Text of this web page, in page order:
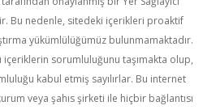
Bu nedenle, sitedeki içerikleri proaktif
yükümlülüğümüz bulunmamaktadır.
içeriklerin sorumluluğunu taşımakta olup,
kabul etmiş sayılırlar. Bu internet
veya şahıs şirketi ile hiçbir bağlantısı